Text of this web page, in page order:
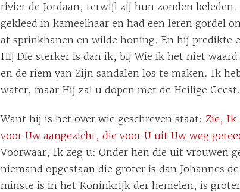
rivier de Jordaan, terwijl zij hun zonden beleden.
gekleed in kameelhaar en had een leren gordel
at sprinkhanen en wilde honing. En hij predikte
Hij Die sterker is dan ik, bij Wie ik het niet
en de riem van Zijn sandalen los te maken. Ik
water, maar Hij zal u dopen met de Heilige Geest.
Want hij is het over wie geschreven staat: Zie, Ik
voor Uw aangezicht, die voor U uit Uw weg
Voorwaar, Ik zeg u: Onder hen die uit vrouwen
niemand opgestaan die groter is dan Johannes
minste is in het Koninkrijk der hemelen, is